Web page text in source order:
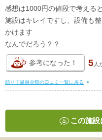
感想は1000円の値段で考える
施設はキレイですし、設備も
かけます
なんでだろう？？
参考になった！ 5 人
踊り子温泉会館の口コミ一覧に戻る >
この施